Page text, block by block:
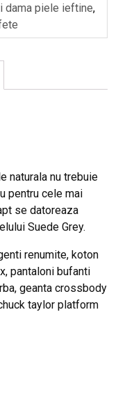
dama piele ieftine,
naturala nu trebuie
pentru cele mai
se datoreaza
Suede Grey.
renumite, koton
pantaloni bufanti
geanta crossbody
taylor platform